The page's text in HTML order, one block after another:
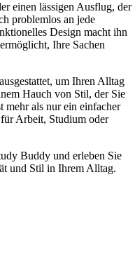
einen lässigen Ausflug, der
problemlos an jede
Design macht ihn
Ihre Sachen
um Ihren Alltag
Hauch von Stil, der Sie
mehr als nur ein einfacher
Arbeit, Studium oder
Buddy und erleben Sie
und Stil in Ihrem Alltag.